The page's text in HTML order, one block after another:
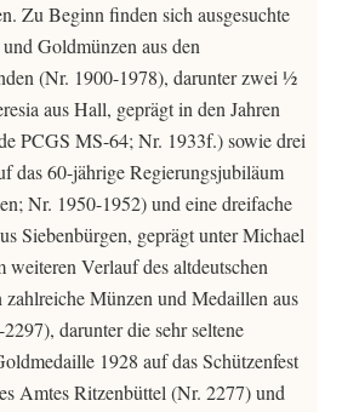
Zu Beginn finden sich ausgesuchte
Goldmünzen aus den
(Nr. 1900-1978), darunter zwei ½
aus Hall, geprägt in den Jahren
PCGS MS-64; Nr. 1933f.) sowie drei
das 60-jährige Regierungsjubiläum
Nr. 1950-1952) und eine dreifache
Siebenbürgen, geprägt unter Michael
Verlauf des altdeutschen
Münzen und Medaillen aus
darunter die sehr seltene
1928 auf das Schützenfest
Amtes Ritzenbüttel (Nr. 2277) und